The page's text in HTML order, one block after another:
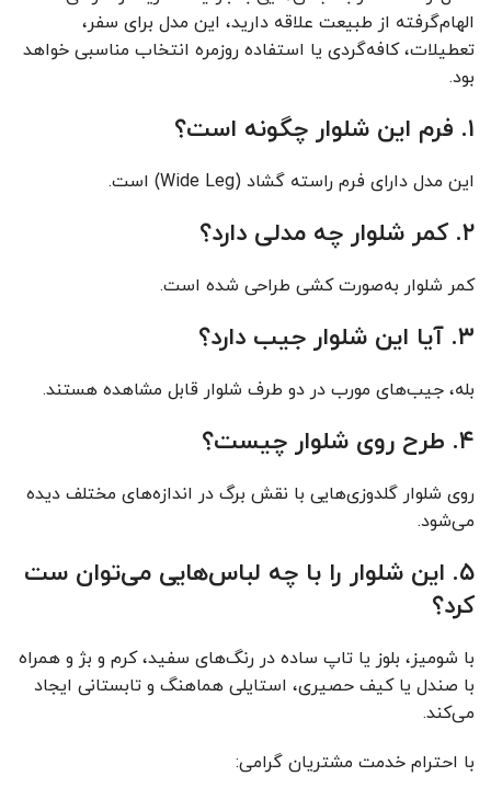
الهام‌گرفته از طبیعت علاقه دارید، این مدل برای سفر،
تعطیلات، کافه‌گردی یا استفاده روزمره انتخاب مناسبی خواهد
بود.
۱. فرم این شلوار چگونه است؟
این مدل دارای فرم راسته گشاد (Wide Leg) است.
۲. کمر شلوار چه مدلی دارد؟
کمر شلوار به‌صورت کشی طراحی شده است.
۳. آیا این شلوار جیب دارد؟
بله، جیب‌های مورب در دو طرف شلوار قابل مشاهده هستند.
۴. طرح روی شلوار چیست؟
روی شلوار گلدوزی‌هایی با نقش برگ در اندازه‌های مختلف دیده
می‌شود.
۵. این شلوار را با چه لباس‌هایی می‌توان ست
کرد؟
با شومیز، بلوز یا تاپ ساده در رنگ‌های سفید، کرم و بژ و همراه
با صندل یا کیف حصیری، استایلی هماهنگ و تابستانی ایجاد
می‌کند.
با احترام خدمت مشتریان گرامی: